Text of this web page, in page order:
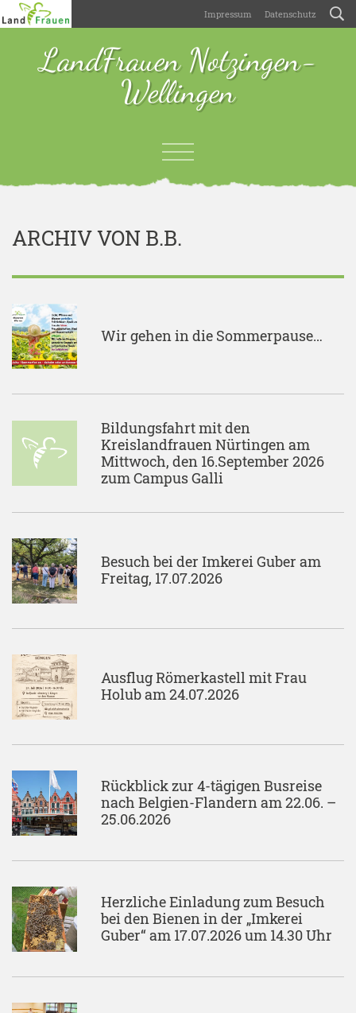
Impressum Datenschutz
LandFrauen Notzingen-
Wellingen
ARCHIV VON B.B.
Wir gehen in die Sommerpause…
Bildungsfahrt mit den
Kreislandfrauen Nürtingen am
Mittwoch, den 16.September 2026
zum Campus Galli
Besuch bei der Imkerei Guber am
Freitag, 17.07.2026
Ausflug Römerkastell mit Frau
Holub am 24.07.2026
Rückblick zur 4-tägigen Busreise
nach Belgien-Flandern am 22.06. –
25.06.2026
Herzliche Einladung zum Besuch
bei den Bienen in der „Imkerei
Guber“ am 17.07.2026 um 14.30 Uhr